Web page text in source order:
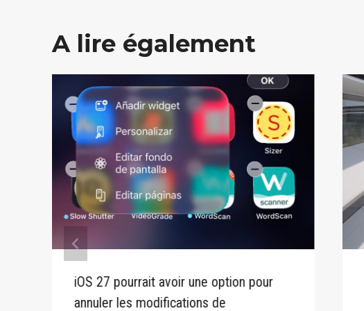
A lire également
iOS 27 pourrait avoir une option pour
annuler les modifications de